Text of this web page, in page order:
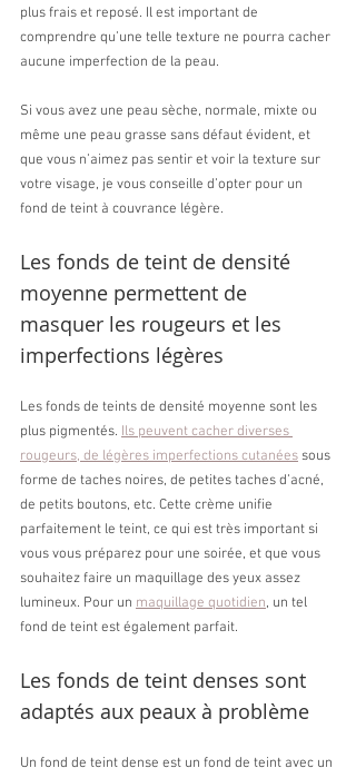
plus frais et reposé. Il est important de
comprendre qu’une telle texture ne pourra cacher
aucune imperfection de la peau.
Si vous avez une peau sèche, normale, mixte ou
même une peau grasse sans défaut évident, et
que vous n’aimez pas sentir et voir la texture sur
votre visage, je vous conseille d’opter pour un
fond de teint à couvrance légère.
Les fonds de teint de densité
moyenne permettent de
masquer les rougeurs et les
imperfections légères
Les fonds de teints de densité moyenne sont les
plus pigmentés. Ils peuvent cacher diverses
rougeurs, de légères imperfections cutanées sous
forme de taches noires, de petites taches d’acné,
de petits boutons, etc. Cette crème unifie
parfaitement le teint, ce qui est très important si
vous vous préparez pour une soirée, et que vous
souhaitez faire un maquillage des yeux assez
lumineux. Pour un maquillage quotidien, un tel
fond de teint est également parfait.
Les fonds de teint denses sont
adaptés aux peaux à problème
Un fond de teint dense est un fond de teint avec un